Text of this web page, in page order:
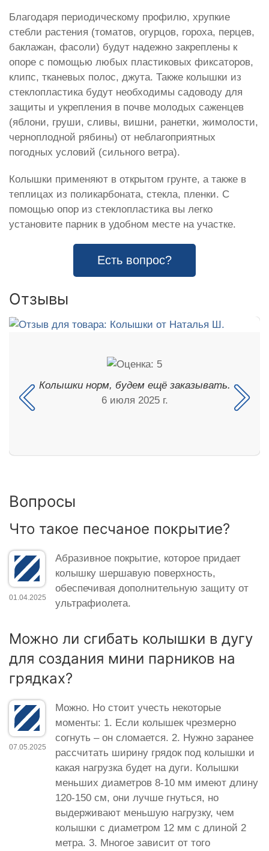
Благодаря периодическому профилю, хрупкие
стебли растения (томатов, огурцов, гороха, перцев,
баклажан, фасоли) будут надежно закреплены к
опоре с помощью любых пластиковых фиксаторов,
клипс, тканевых полос, джута. Также колышки из
стеклопластика будут необходимы садоводу для
защиты и укрепления в почве молодых саженцев
(яблони, груши, сливы, вишни, ранетки, жимолости,
черноплодной рябины) от неблагоприятных
погодных условий (сильного ветра).
Колышки применяют в открытом грунте, а также в
теплицах из поликарбоната, стекла, пленки. С
помощью опор из стеклопластика вы легко
установите парник в удобном месте на участке.
Есть вопрос?
Отзывы
Колышки норм, будем ещё заказывать.
6 июля 2025 г.
Вопросы
Что такое песчаное покрытие?
01.04.2025
Абразивное покрытие, которое придает
колышку шершавую поверхность,
обеспечивая дополнительную защиту от
ультрафиолета.
Можно ли сгибать колышки в дугу
для создания мини парников на
грядках?
07.05.2025
Можно. Но стоит учесть некоторые
моменты: 1. Если колышек чрезмерно
согнуть – он сломается. 2. Нужно заранее
рассчитать ширину грядок под колышки и
какая нагрузка будет на дуги. Колышки
меньших диаметров 8-10 мм имеют длину
120-150 см, они лучше гнуться, но
выдерживают меньшую нагрузку, чем
колышки с диаметром 12 мм с длиной 2
метра. 3. Многое зависит от того